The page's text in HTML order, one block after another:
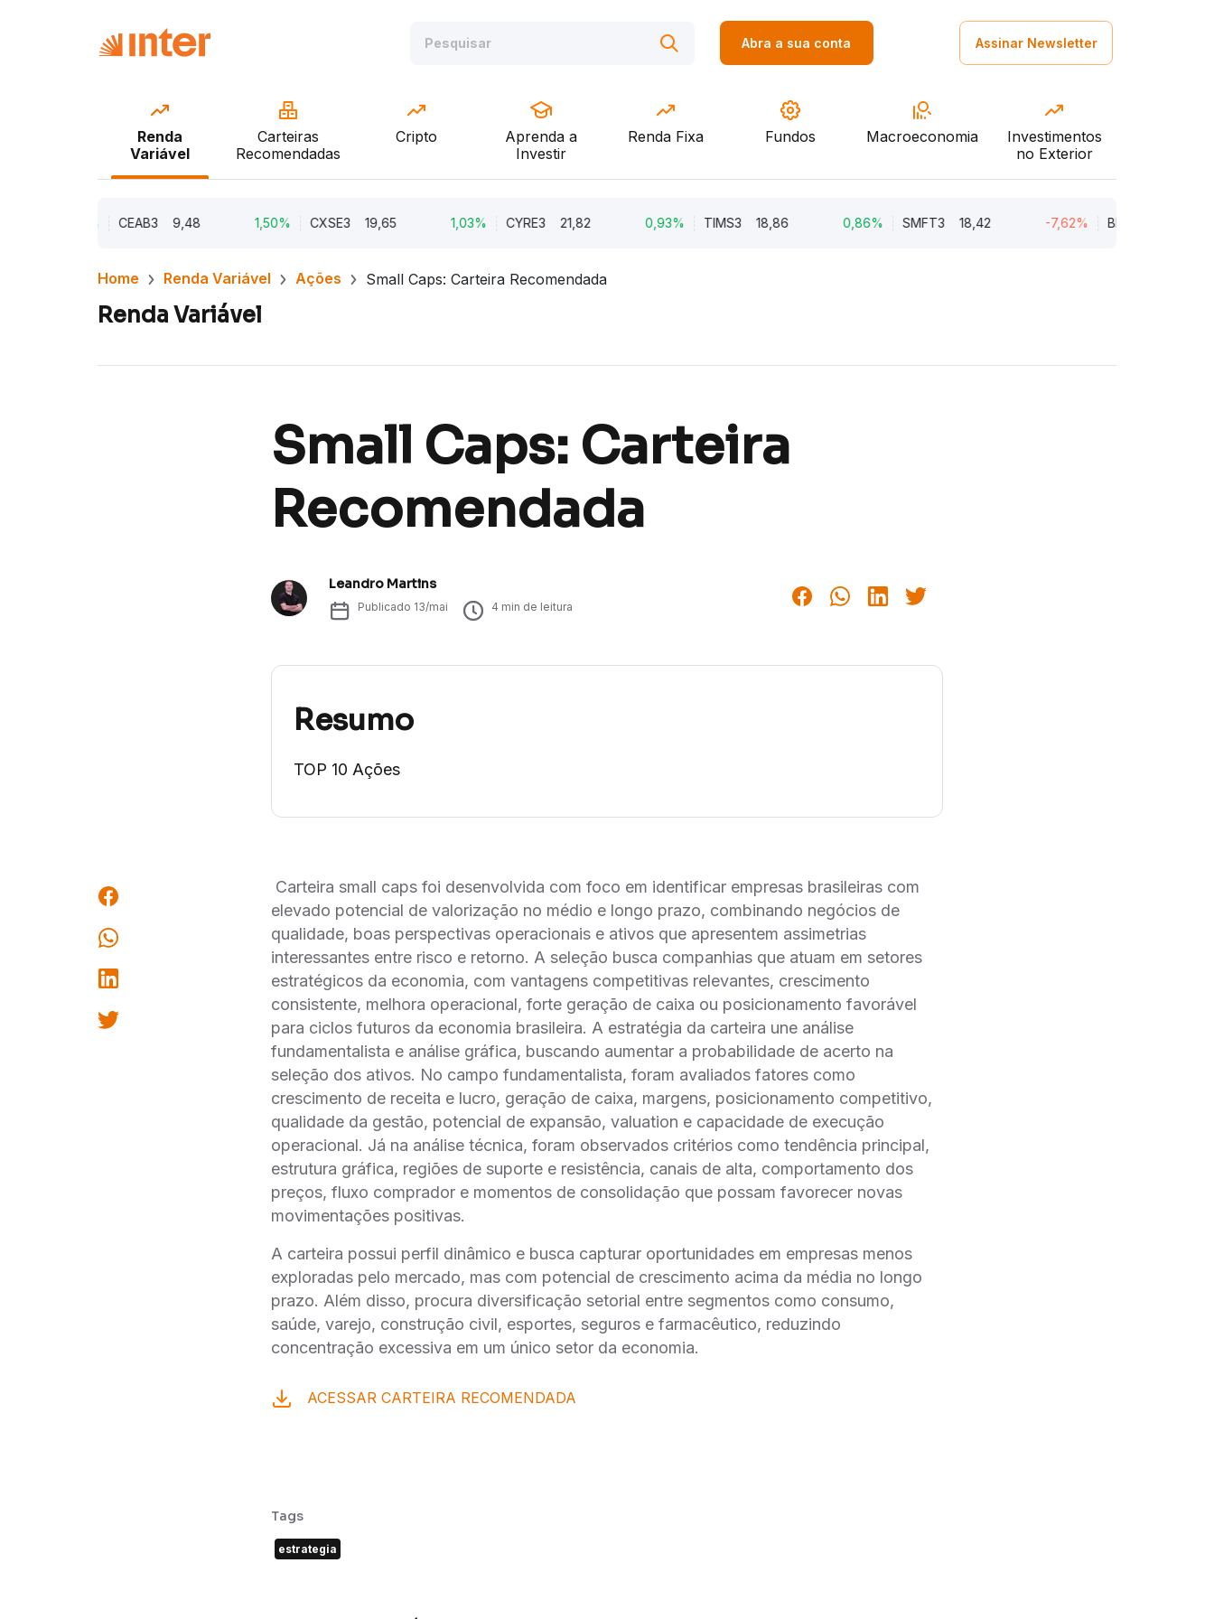
Abra a sua conta Assinar Newsletter
Renda
Variável
Carteiras
Recomendadas
Cripto
Aprenda a
Investir
Renda Fixa Fundos Macroeconomia
Investimentos
no Exterior
CEAB3 9,48 1,50% CXSE3 19,65 1,03% CYRE3 21,82 0,93% TIMS3 18,86 0,86% SMFT3 18,42 -7,62% BRAV3
Home Renda Variável Ações Small Caps: Carteira Recomendada
Renda Variável
Small Caps: Carteira
Recomendada
Leandro Martins
Publicado 13/mai 4 min de leitura
Resumo
TOP 10 Ações
Carteira small caps foi desenvolvida com foco em identificar empresas brasileiras com
elevado potencial de valorização no médio e longo prazo, combinando negócios de
qualidade, boas perspectivas operacionais e ativos que apresentem assimetrias
interessantes entre risco e retorno. A seleção busca companhias que atuam em setores
estratégicos da economia, com vantagens competitivas relevantes, crescimento
consistente, melhora operacional, forte geração de caixa ou posicionamento favorável
para ciclos futuros da economia brasileira. A estratégia da carteira une análise
fundamentalista e análise gráfica, buscando aumentar a probabilidade de acerto na
seleção dos ativos. No campo fundamentalista, foram avaliados fatores como
crescimento de receita e lucro, geração de caixa, margens, posicionamento competitivo,
qualidade da gestão, potencial de expansão, valuation e capacidade de execução
operacional. Já na análise técnica, foram observados critérios como tendência principal,
estrutura gráfica, regiões de suporte e resistência, canais de alta, comportamento dos
preços, fluxo comprador e momentos de consolidação que possam favorecer novas
movimentações positivas.
A carteira possui perfil dinâmico e busca capturar oportunidades em empresas menos
exploradas pelo mercado, mas com potencial de crescimento acima da média no longo
prazo. Além disso, procura diversificação setorial entre segmentos como consumo,
saúde, varejo, construção civil, esportes, seguros e farmacêutico, reduzindo
concentração excessiva em um único setor da economia.
ACESSAR CARTEIRA RECOMENDADA
Tags
estrategia